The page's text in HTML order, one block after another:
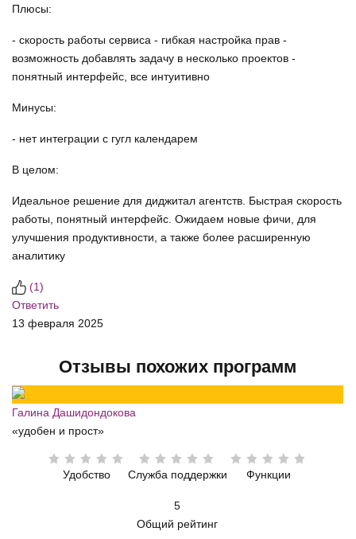
Плюсы:
- скорость работы сервиса - гибкая настройка прав -
возможность добавлять задачу в несколько проектов -
понятный интерфейс, все интуитивно
Минусы:
- нет интеграции с гугл календарем
В целом:
Идеальное решение для диджитал агентств. Быстрая скорость
работы, понятный интерфейс. Ожидаем новые фичи, для
улучшения продуктивности, а также более расширенную
аналитику
(1)
Ответить
13 февраля 2025
Отзывы похожих программ
Галина Дашидондокова
«удобен и прост»
Удобство Служба поддержки Функции
5
Общий рейтинг